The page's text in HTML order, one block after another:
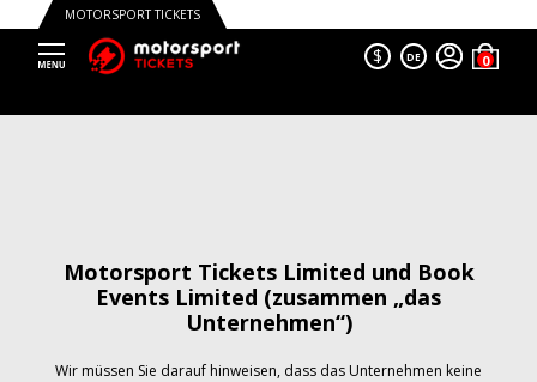
MOTORSPORT TICKETS
$ DE
Motorsport Tickets Limited und Book
Events Limited (zusammen „das
Unternehmen“)
Wir müssen Sie darauf hinweisen, dass das Unternehmen keine